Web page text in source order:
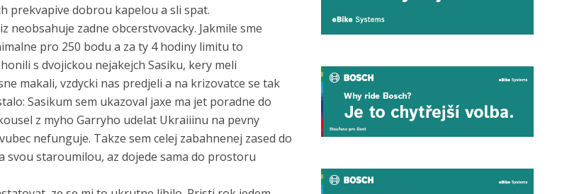
prekvapive dobrou kapelou a sli spat.
neobsahuje zadne obcerstvovacky. Jakmile sme
pro 250 bodu a za ty 4 hodiny limitu to
s dvojickou nejakejch Sasiku, kery meli
makali, vzdycki nas predjeli a na krizovatce se tak
Sasikum sem ukazoval jaxe ma jet poradne do
z myho Garryho udelat Ukraiiinu na pevny
nefunguje. Takze sem celej zabahnenej zased do
svou staroumilou, az dojede sama do prostoru